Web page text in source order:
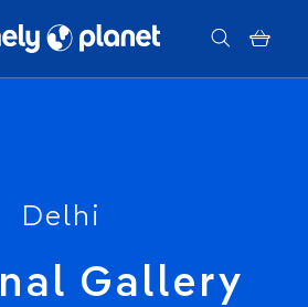
Delhi
Gallery